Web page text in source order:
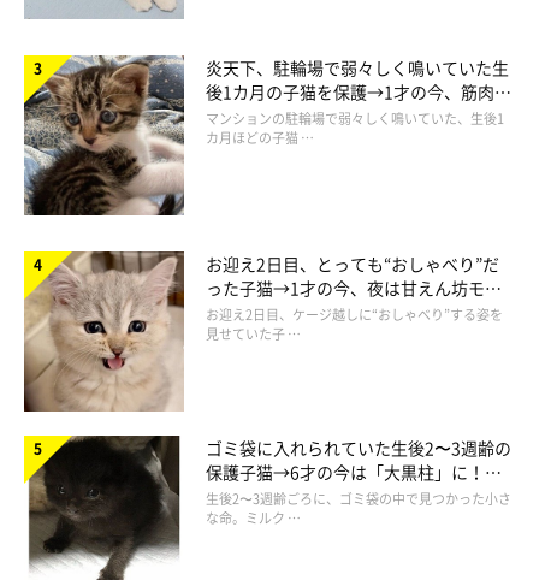
炎天下、駐輪場で弱々しく鳴いていた生
後1カ月の子猫を保護→1才の今、筋肉質
でツンデレなコに成長
マンションの駐輪場で弱々しく鳴いていた、生後1
カ月ほどの子猫 …
お迎え2日目、とっても“おしゃべり”だ
った子猫→1才の今、夜は甘えん坊モー
ドになるコに成長！
お迎え2日目、ケージ越しに“おしゃべり”する姿を
見せていた子 …
ゴミ袋に入れられていた生後2〜3週齢の
保護子猫→6才の今は「大黒柱」に！
美しい黒猫に成長した姿にグッとくる
生後2〜3週齢ごろに、ゴミ袋の中で見つかった小さ
な命。ミルク …